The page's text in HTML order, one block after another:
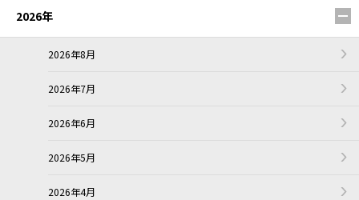
2026年
2026年8月
2026年7月
2026年6月
2026年5月
2026年4月